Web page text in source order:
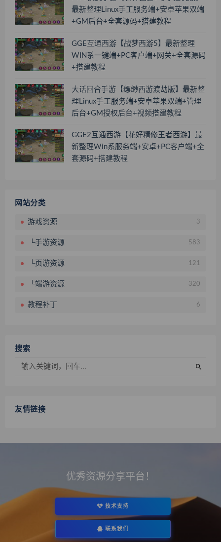
最新整理Linux手工服务端+安卓苹果双端
+GM后台+全套源码+搭建教程
GGE互通西游【战梦西游5】最新整理
WIN系一键端+PC客户端+网关+全套源码
+搭建教程
大话回合手游【缥缈西游渡劫版】最新整
理Linux手工服务端+安卓苹果双端+管理
后台+GM授权后台+视频搭建教程
GGE2互通西游【花好精修王者西游】最
新整理Win系服务端+安卓+PC客户端+全
套源码+搭建教程
网站分类
游戏资源 3
└手游资源 583
└页游资源 121
└端游资源 320
教程补丁 6
搜索
友情链接
优秀资源分享平台！
技术支持
联系我们